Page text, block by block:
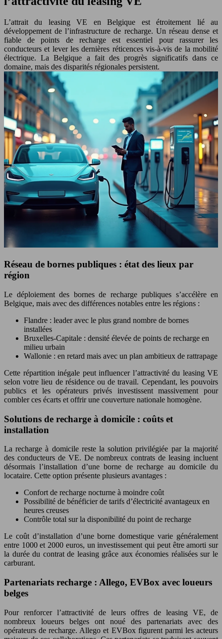
L’attrait du leasing VE en Belgique est étroitement lié au
développement de l’infrastructure de recharge. Un réseau dense et
fiable de points de recharge est essentiel pour rassurer les
conducteurs et lever les dernières réticences vis-à-vis de la mobilité
électrique. La Belgique a fait des progrès significatifs dans ce
domaine, mais des disparités régionales persistent.
Réseau de bornes publiques : état des lieux par
région
Le déploiement des bornes de recharge publiques s’accélère en
Belgique, mais avec des différences notables entre les régions :
Flandre : leader avec le plus grand nombre de bornes
installées
Bruxelles-Capitale : densité élevée de points de recharge en
milieu urbain
Wallonie : en retard mais avec un plan ambitieux de rattrapage
Cette répartition inégale peut influencer l’attractivité du leasing VE
selon votre lieu de résidence ou de travail. Cependant, les pouvoirs
publics et les opérateurs privés investissent massivement pour
combler ces écarts et offrir une couverture nationale homogène.
Solutions de recharge à domicile : coûts et
installation
La recharge à domicile reste la solution privilégiée par la majorité
des conducteurs de VE. De nombreux contrats de leasing incluent
désormais l’installation d’une borne de recharge au domicile du
locataire. Cette option présente plusieurs avantages :
Confort de recharge nocturne à moindre coût
Possibilité de bénéficier de tarifs d’électricité avantageux en
heures creuses
Contrôle total sur la disponibilité du point de recharge
Le coût d’installation d’une borne domestique varie généralement
entre 1000 et 2000 euros, un investissement qui peut être amorti sur
la durée du contrat de leasing grâce aux économies réalisées sur le
carburant.
Partenariats recharge : Allego, EVBox avec loueurs
belges
Pour renforcer l’attractivité de leurs offres de leasing VE, de
nombreux loueurs belges ont noué des partenariats avec des
opérateurs de recharge. Allego et EVBox figurent parmi les acteurs